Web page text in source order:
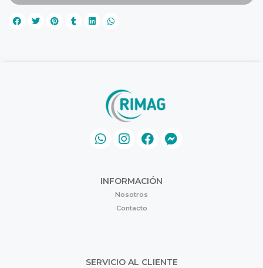
INFORMACIÓN
Nosotros
Contacto
SERVICIO AL CLIENTE